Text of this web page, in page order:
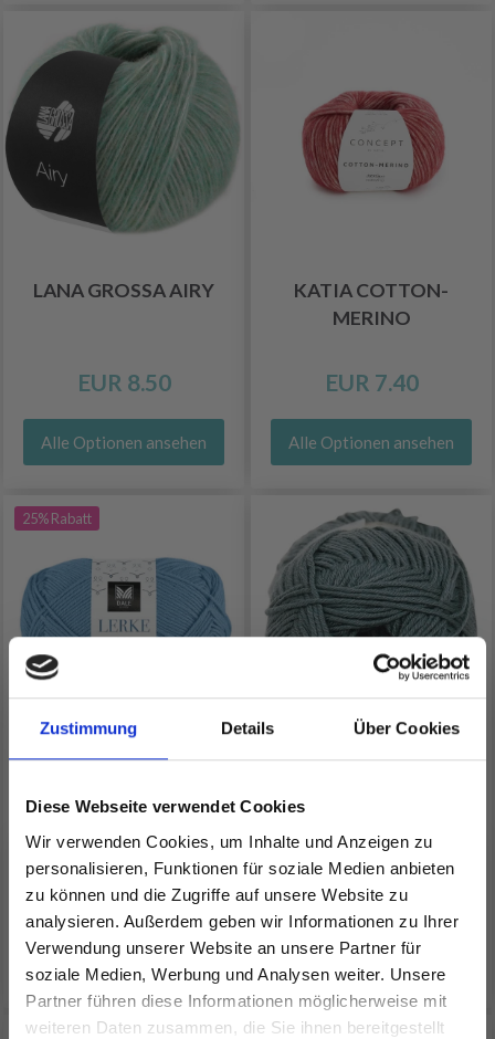
Zustimmung Details Über Cookies
Diese Webseite verwendet Cookies
Wir verwenden Cookies, um Inhalte und Anzeigen zu
personalisieren, Funktionen für soziale Medien anbieten
zu können und die Zugriffe auf unsere Website zu
analysieren. Außerdem geben wir Informationen zu Ihrer
Verwendung unserer Website an unsere Partner für
soziale Medien, Werbung und Analysen weiter. Unsere
Partner führen diese Informationen möglicherweise mit
weiteren Daten zusammen, die Sie ihnen bereitgestellt
LANA GROSSA AIRY
EUR 8.50
Alle Optionen ansehen
KATIA COTTON-
MERINO
EUR 7.40
Alle Optionen ansehen
25% Rabatt
EUR 4.75EUR 6.35
Angebot bis 31/08/2026
Alle Optionen ansehen
EUR 4.80
Spare bis zu 50%